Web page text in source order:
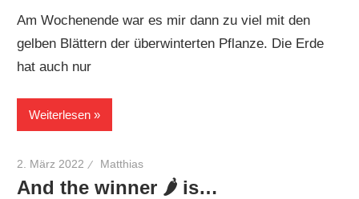
Am Wochenende war es mir dann zu viel mit den
gelben Blättern der überwinterten Pflanze. Die Erde
hat auch nur
Weiterlesen
2. März 2022 Matthias
And the winner 🌶 is…